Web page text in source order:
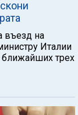
въезд на
Италии
ближайших трех